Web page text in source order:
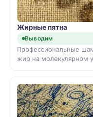
Жирные пятна
Выводим
Профессиональные
жир на молекулярном